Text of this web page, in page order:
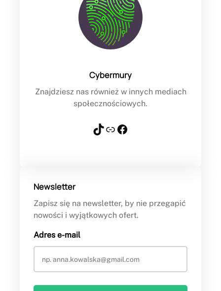
Cybermury
Znajdziesz nas również w innych mediach
społecznościowych.
TikTok Link Facebook
Newsletter
Zapisz się na newsletter, by nie przegapić
nowości i wyjątkowych ofert.
Adres e-mail